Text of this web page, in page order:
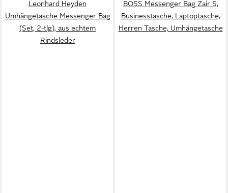
Leonhard Heyden
Umhängetasche Messenger Bag
(Set, 2-tlg), aus echtem
Rindsleder
BOSS Messenger Bag Zair S,
Businesstasche, Laptoptasche,
Herren Tasche, Umhängetasche